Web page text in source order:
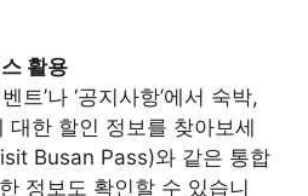
활용
트’나 ‘공지사항’에서 숙박,
대한 할인 정보를 찾아보세
Busan Pass)와 같은 통합
정보도 확인할 수 있습니